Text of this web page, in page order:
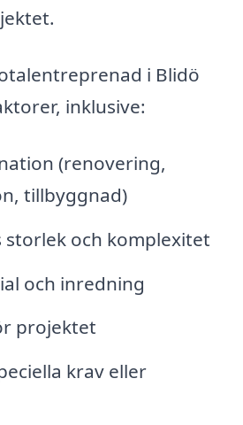
i Blidö
inklusive:
(renovering,
tillbyggnad)
storlek och komplexitet
och inredning
projektet
krav eller